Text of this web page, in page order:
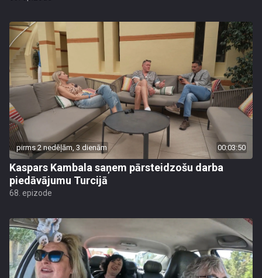
pirms 2 nedēļām, 3 dienām 00:03:50
Kaspars Kambala saņem pārsteidzošu darba
piedāvājumu Turcijā
68. epizode